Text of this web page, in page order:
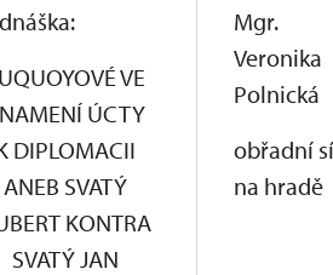
VE
ÚCTY
DIPLOMACII
ANEB SVATÝ
KONTRA
SVATÝ JAN
Mgr.
Veronika
Polnická
obřadní
na hradě